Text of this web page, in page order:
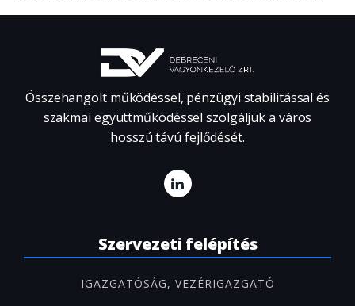
Összehangolt működéssel, pénzügyi stabilitással és
szakmai együttműködéssel szolgáljuk a város
hosszú távú fejlődését.
Szervezeti felépítés
IGAZGATÓSÁG, VEZÉRIGAZGATÓ